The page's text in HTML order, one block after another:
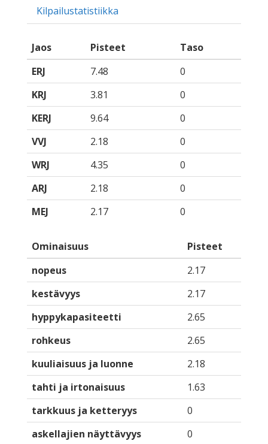
Kilpailustatistiikka
Jaos Pisteet
Taso
ERJ
7.48
0
KRJ
3.81
0
KERJ
9.64
0
VVJ
2.18
0
WRJ
4.35
0
ARJ
2.18
0
MEJ
2.17 0
Ominaisuus
Pisteet
nopeus
2.17
kestävyys
2.17
hyppykapasiteetti
2.65
rohkeus
2.65
kuuliaisuus ja luonne
2.18
tahti ja irtonaisuus
1.63
tarkkuus ja ketteryys
0
askellajien näyttävyys
0